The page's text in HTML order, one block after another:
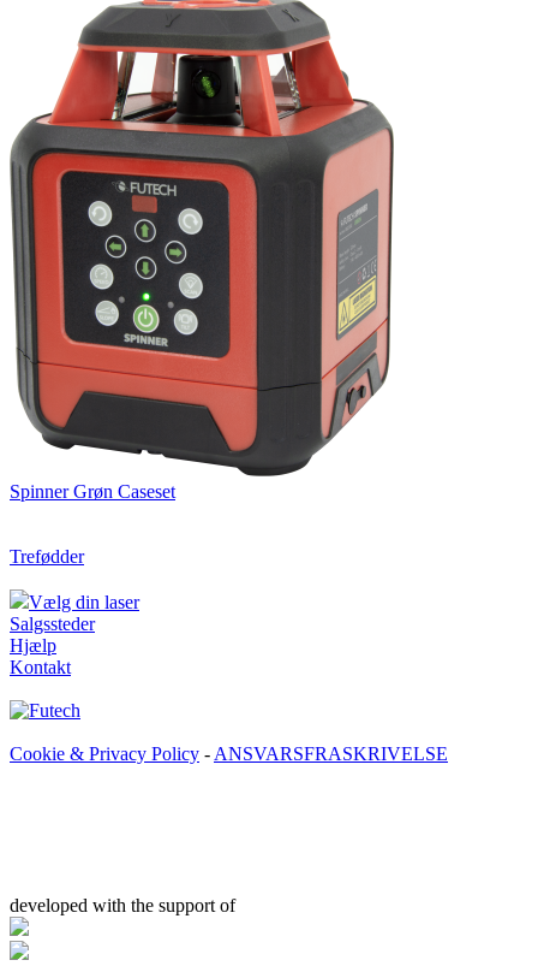
Spinner Grøn Caseset
Trefødder
Vælg din laser
Salgssteder
Hjælp
Kontakt
Cookie & Privacy Policy - ANSVARSFRASKRIVELSE
developed with the support of